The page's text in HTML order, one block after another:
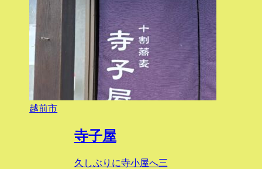
越前市
寺子屋
久しぶりに寺小屋へ三